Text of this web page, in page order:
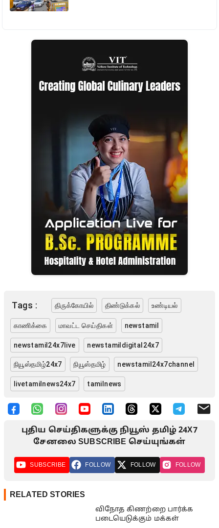
Tags : திருக்கோயில் திண்டுக்கல் உண்டியல்
காணிக்கை மாவட்ட செய்திகள் newstamil
newstamil24x7live newstamildigital24x7
நியூஸ்தமிழ்24x7 நியூஸ்தமிழ் newstamil24x7channel
livetamilnews24x7 tamilnews
புதிய செய்திகளுக்கு நியூஸ் தமிழ் 24X7
சேனலை SUBSCRIBE செய்யுங்கள்
SUBSCRIBE FOLLOW FOLLOW FOLLOW
RELATED STORIES
விநோத கிணற்றை பார்க்க
படையெடுக்கும் மக்கள்